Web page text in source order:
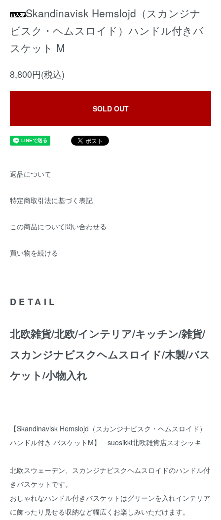
Skandinavisk Hemslojd（スカンジナ
ビスク・ヘムスロイド）ハンドル付きバ
スケット M
8,800円(税込)
SOLD OUT
返品について
特定商取引法に基づく表記
この商品について問い合わせる
買い物を続ける
DETAIL
北欧雑貨/北欧/インテリア/キッチン/雑貨/
スカンジナビスクヘムスロイド/木製/バス
ケット/小物入れ
【Skandinavisk Hemslojd（スカンジナビスク・ヘムスロイド）
ハンドル付き バスケットM】 suosikki北欧雑貨店スオシッキ
北欧スウェーデン、スカンジナビスクヘムスロイドのハンドル付
きバスケットです。
おしゃれなハンドル付きバスケットはグリーンを入れインテリア
に飾ったり見せる収納など幅広くお楽しみいただけます。